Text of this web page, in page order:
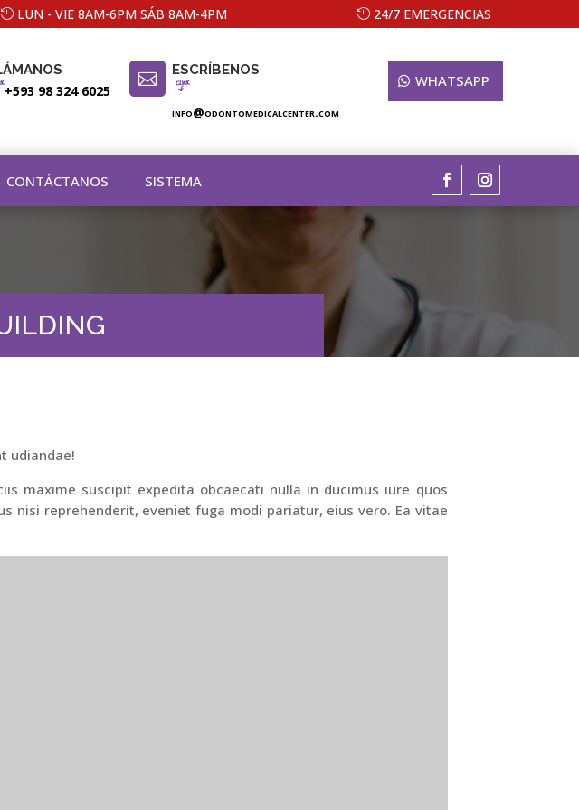
LUN - VIE 8AM-6PM SÁB 8AM-4PM 24/7 EMERGENCIAS
+593 98 324 6025
 ESCRÍBENOS
info@odontomedicalcenter.com
WHATSAPP
CONTÁCTANOS SISTEMA
udiandae!
maxime suscipit expedita obcaecati nulla in ducimus iure quos
nisi reprehenderit, eveniet fuga modi pariatur, eius vero. Ea vitae